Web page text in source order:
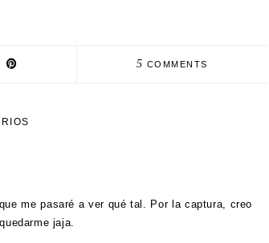
5 COMMENTS
me pasaré a ver qué tal. Por la captura, creo
jaja.